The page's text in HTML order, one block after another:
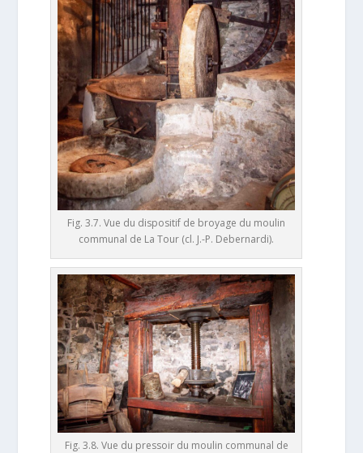
Fig. 3.7. Vue du dispositif de broyage du moulin
communal de La Tour (cl. J.-P. Debernardi).
Fig. 3.8. Vue du pressoir du moulin communal de